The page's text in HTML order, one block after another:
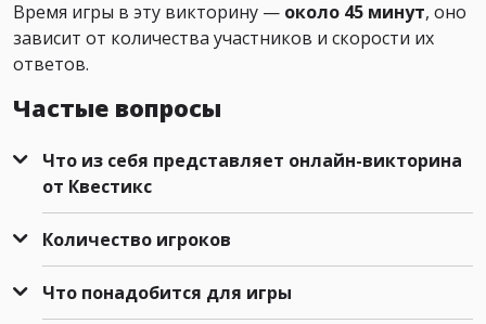
Время игры в эту викторину — около 45 минут, оно
зависит от количества участников и скорости их
ответов.
Частые вопросы
Что из себя представляет онлайн-викторина
от Квестикс
Количество игроков
Что понадобится для игры